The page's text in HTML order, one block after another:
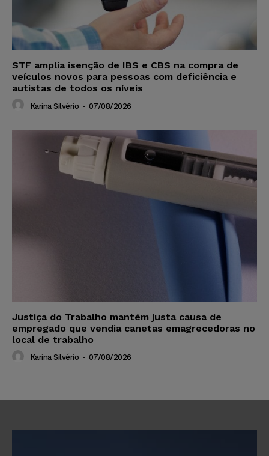
STF amplia isenção de IBS e CBS na compra de
veículos novos para pessoas com deficiência e
autistas de todos os níveis
Karina Silvério - 07/08/2026
Justiça do Trabalho mantém justa causa de
empregado que vendia canetas emagrecedoras no
local de trabalho
Karina Silvério - 07/08/2026